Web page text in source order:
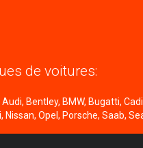
de voitures:
Bentley, BMW, Bugatti,
Opel, Porsche, Saab,